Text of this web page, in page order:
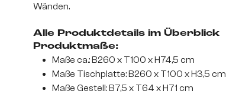
Wänden.
Alle Produktdetails im Überblick
Produktmaße:
Maße ca.: B260 x T100 x H74,5 cm
Maße Tischplatte: B260 x T100 x H3,5 cm
Maße Gestell: B7,5 x T64 x H71 cm